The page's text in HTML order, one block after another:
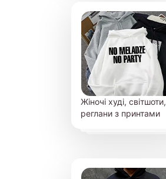
Жіночі худі, світшоти,
реглани з принтами